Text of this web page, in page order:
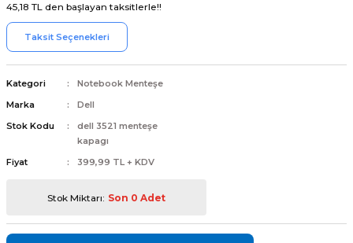
45,18 TL den başlayan taksitlerle!!
Taksit Seçenekleri
Kategori
Notebook Menteşe
Marka
Dell
Stok Kodu
dell 3521 menteşe
kapagı
Fiyat
399,99 TL + KDV
Stok Miktarı: Son 0 Adet